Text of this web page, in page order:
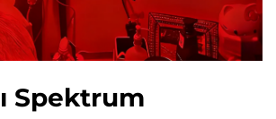
Spektrum